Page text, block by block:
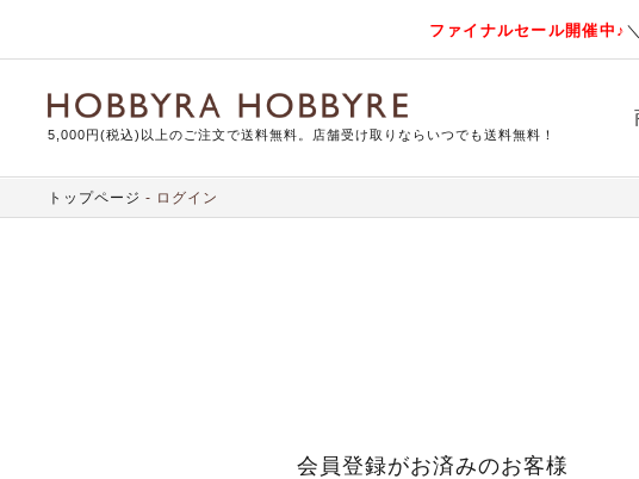
ファイナルセール開催中♪
5,000円(税込)以上のご注文で送料無料。店舗受け取りならいつでも送料無料！
トップページ ログイン
会員登録がお済みのお客様